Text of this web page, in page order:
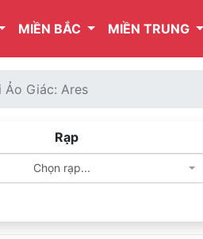
MIỀN BẮC MIỀN TRUNG
Ảo Giác: Ares
Rạp
Chọn rạp...